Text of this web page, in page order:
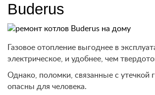
Buderus
Газовое отопление выгоднее в
электрическое, и удобнее, чем
Однако, поломки, связанные с утечкой
опасны для человека.